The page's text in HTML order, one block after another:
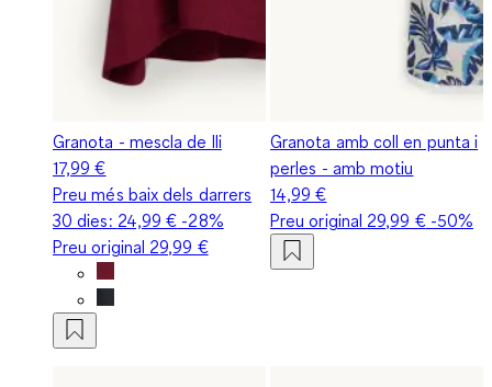
Granota - mescla de lli
17,99 €
Preu més baix dels darrers
30 dies: 24,99 € -28%
Preu original 29,99 €
Granota amb coll en punta i
perles - amb motiu
14,99 €
Preu original 29,99 €-50%